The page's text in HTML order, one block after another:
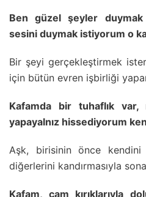
Ben güzel şeyler
sesini duymak istiyorum o
Bir şeyi gerçekleştirmek
için bütün evren işbirliği
Kafamda bir tuhaflık
yapayalnız hissediyorum
Aşk, birisinin önce kendini
diğerlerini kandırmasıyla
Kafam, cam kırıklarıyla